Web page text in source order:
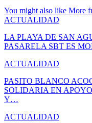
You might also like More
ACTUALIDAD
LA PLAYA DE SAN
PASARELA SBT ES
ACTUALIDAD
PASITO BLANCO
SOLIDARIA EN
Y…
ACTUALIDAD